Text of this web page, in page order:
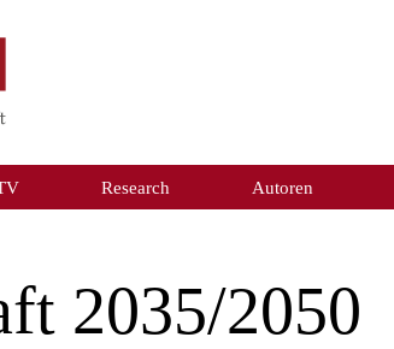
Research Autoren
2035/2050